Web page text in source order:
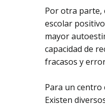
Por otra parte,
escolar
mayor
capacidad de
fracasos y
Para un
Existen